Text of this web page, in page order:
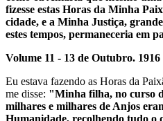
fizesse estas Horas da Minha
cidade, e a Minha Justiça,
estes tempos, permaneceria em
Volume 11 - 13 de Outubro. 1916
Eu estava fazendo as Horas da
me disse: "Minha filha, no curso
milhares e milhares de Anjos
Humanidade, recolhendo tudo o